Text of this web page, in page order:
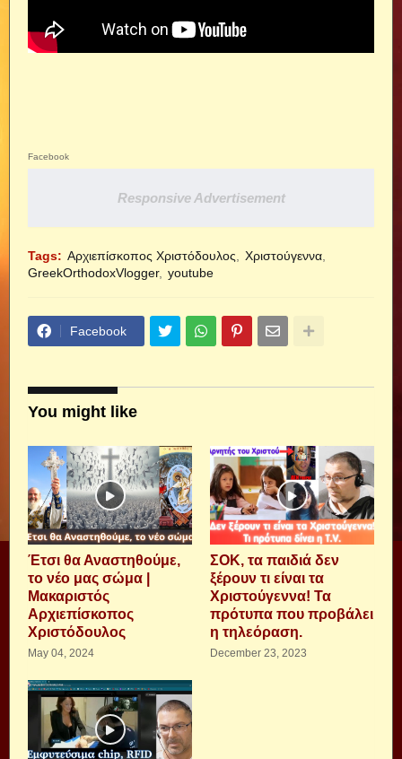
Facebook
Responsive Advertisement
Tags: Αρχιεπίσκοπος Χριστόδουλος
Χριστούγεννα
GreekOrthodoxVlogger
youtube
Facebook
You might like
Έτσι θα Αναστηθούμε,
το νέο μας σώμα |
Μακαριστός
Αρχιεπίσκοπος
Χριστόδουλος
May 04, 2024
ΣΟΚ, τα παιδιά δεν
ξέρουν τι είναι τα
Χριστούγεννα! Τα
πρότυπα που προβάλει
η τηλεόραση.
December 23, 2023